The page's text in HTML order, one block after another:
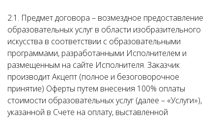
2.1. Предмет договора – возмездное предоставление
образовательных услуг в области изобразительного
искусства в соответствии с образовательными
программами, разработанными Исполнителем и
размещенным на сайте Исполнителя. Заказчик
производит Акцепт (полное и безоговорочное
принятие) Оферты путем внесения 100% оплаты
стоимости образовательных услуг (далее – «Услуги»),
указанной в Счете на оплату, выставленной